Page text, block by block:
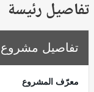
رئيسة
مشروع
المشروع